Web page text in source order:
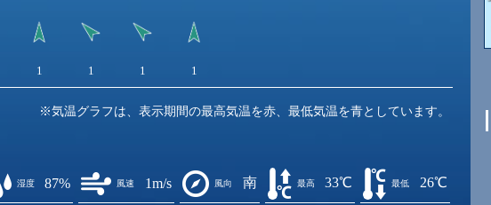
1 1 1 1
※気温グラフは、表示期間の最高気温を赤、最低気温を青としています。
湿度 87% 風速 1m/s 風向 南 最高 33℃ 最低 26℃